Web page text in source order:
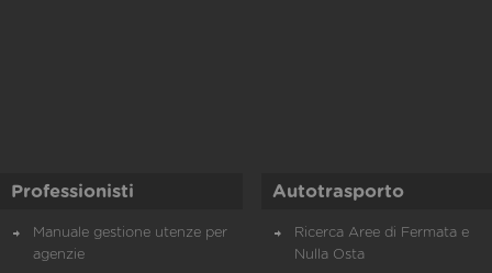
Professionisti
Manuale gestione utenze per
agenzie
Autotrasporto
Ricerca Aree di Fermata e
Nulla Osta